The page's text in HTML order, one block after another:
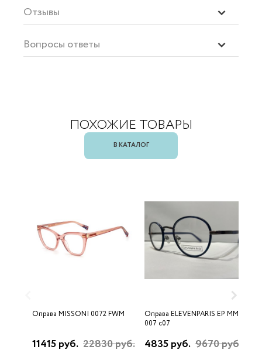
Отзывы
Вопросы ответы
ПОХОЖИЕ ТОВАРЫ
В КАТАЛОГ
Оправа MISSONI 0072 FWM
11415 руб. 22830 руб.
Оправа ELEVENPARIS EP MM
007 c07
4835 руб. 9670 руб.